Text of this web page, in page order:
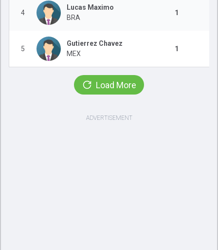
4
Lucas Maximo
BRA
1
5
Gutierrez Chavez
MEX
1
Load More